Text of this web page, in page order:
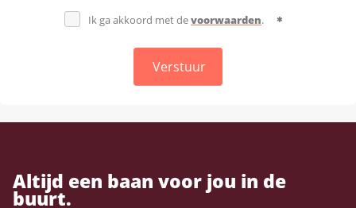
Ik ga akkoord met devoorwaarden.
Verstuur
Altijd een baan voor jou in de
buurt.